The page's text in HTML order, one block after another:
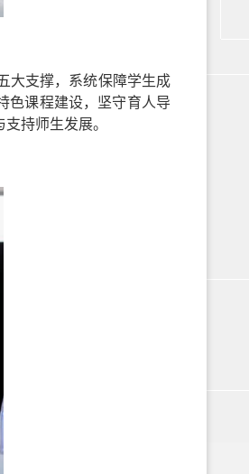
大支撑，系统保障学生成
色课程建设，坚守育人导
持师生发展。